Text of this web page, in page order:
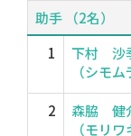
助手 （2名）
1
下村 沙
（シモ
2
森脇 健
（モリ